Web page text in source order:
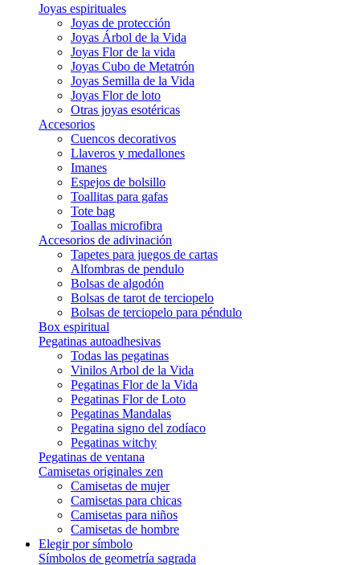
Joyas espirituales
Joyas de protección
Joyas Árbol de la Vida
Joyas Flor de la vida
Joyas Cubo de Metatrón
Joyas Semilla de la Vida
Joyas Flor de loto
Otras joyas esotéricas
Accesorios
Cuencos decorativos
Llaveros y medallones
Imanes
Espejos de bolsillo
Toallitas para gafas
Tote bag
Toallas microfibra
Accesorios de adivinación
Tapetes para juegos de cartas
Alfombras de pendulo
Bolsas de algodón
Bolsas de tarot de terciopelo
Bolsas de terciopelo para péndulo
Box espiritual
Pegatinas autoadhesivas
Todas las pegatinas
Vinilos Arbol de la Vida
Pegatinas Flor de la Vida
Pegatinas Flor de Loto
Pegatinas Mandalas
Pegatina signo del zodíaco
Pegatinas witchy
Pegatinas de ventana
Camisetas originales zen
Camisetas de mujer
Camisetas para chicas
Camisetas para niños
Camisetas de hombre
Elegir por símbolo
Símbolos de geometría sagrada